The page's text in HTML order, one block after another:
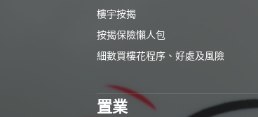
樓宇按揭
按揭保險懶人包
細數買樓花程序、好處及風險
置業